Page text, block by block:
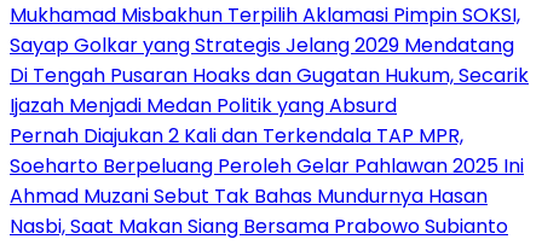
Mukhamad Misbakhun Terpilih Aklamasi Pimpin SOKSI,
Sayap Golkar yang Strategis Jelang 2029 Mendatang
Di Tengah Pusaran Hoaks dan Gugatan Hukum, Secarik
Ijazah Menjadi Medan Politik yang Absurd
Pernah Diajukan 2 Kali dan Terkendala TAP MPR,
Soeharto Berpeluang Peroleh Gelar Pahlawan 2025 Ini
Ahmad Muzani Sebut Tak Bahas Mundurnya Hasan
Nasbi, Saat Makan Siang Bersama Prabowo Subianto